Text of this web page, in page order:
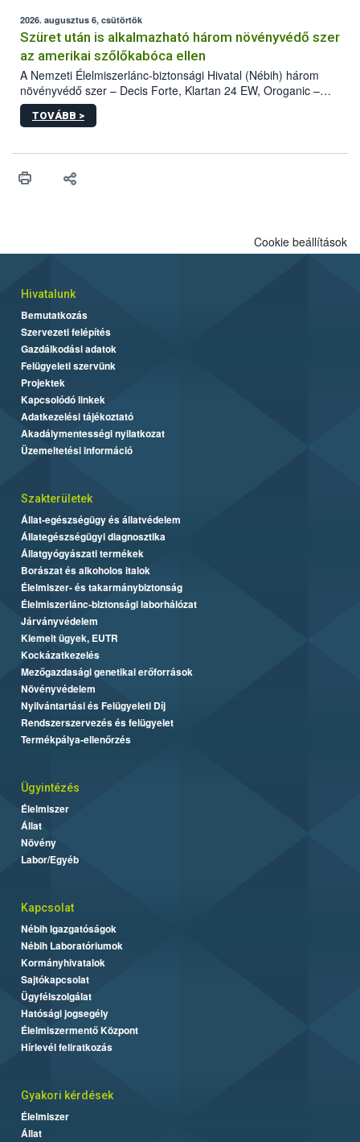
az intenzív felderítést, emellett az intézkedéseket a szlovák
hatósággal is összehangolják a terjedés megállítása érdekében.
2026. augusztus 6, csütörtök
Szüret után is alkalmazható három növényvédő szer
az amerikai szőlőkabóca ellen
A Nemzeti Élelmiszerlánc-biztonsági Hivatal (Nébih) három
növényvédő szer – Decis Forte, Klartan 24 EW, Oroganic –
engedélyokiratát módosította, így azok a szüretet követően,
egészen a vesszőérettség (BBCH 91) stádiumáig
érésű szőlőkben is legyen lehetőség a károsító elleni további
felhasználók számára is elérhető és ökológiai termesztésben is
TOVÁBB >
Cookie beállítások
Hivatalunk
Bemutatkozás
Szervezeti felépítés
Gazdálkodási adatok
Felügyeleti szervünk
Projektek
Kapcsolódó linkek
Adatkezelési tájékoztató
Akadálymentességi nyilatkozat
Üzemeltetési információ
Szakterületek
Állat-egészségügy és állatvédelem
Állategészségügyi diagnosztika
Állatgyógyászati termékek
Borászat és alkoholos italok
Élelmiszer- és takarmánybiztonság
Élelmiszerlánc-biztonsági laborhálózat
Járványvédelem
Kiemelt ügyek, EUTR
Kockázatkezelés
Mezőgazdasági genetikai erőforrások
Növényvédelem
Nyilvántartási és Felügyeleti Díj
Rendszerszervezés és felügyelet
Termékpálya-ellenőrzés
Ügyintézés
Élelmiszer
Állat
Növény
Labor/Egyéb
Kapcsolat
Nébih Igazgatóságok
Nébih Laboratóriumok
Kormányhivatalok
Sajtókapcsolat
Ügyfélszolgálat
Hatósági jogsegély
Élelmiszermentő Központ
Hírlevél feliratkozás
Gyakori kérdések
Élelmiszer
Állat